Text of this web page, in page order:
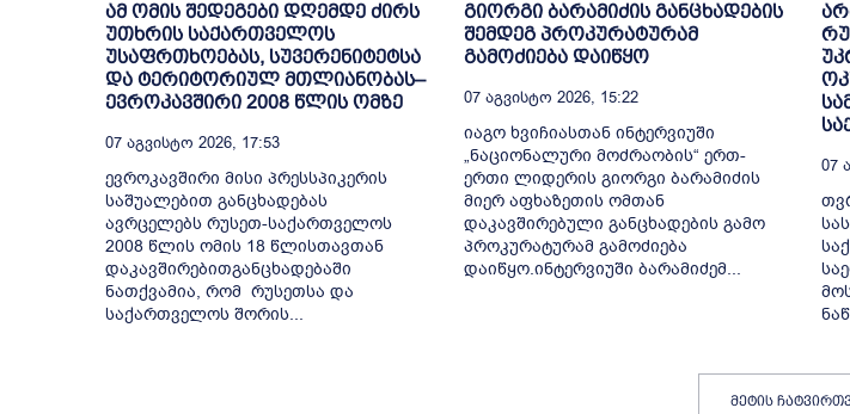
ამ ომის შედეგები დღემდე ძირს
უთხრის საქართველოს
უსაფრთხოებას, სუვერენიტეტსა
და ტერიტორიულ მთლიანობას–
ევროკავშირი 2008 წლის ომზე
07 Აგვისტო 2026, 17:53
ევროკავშირი მისი პრესსპიკერის
საშუალებით განცხადებას
ავრცელებს რუსეთ-საქართველოს
2008 წლის ომის 18 წლისთავთან
დაკავშირებითგანცხადებაში
ნათქვამია, რომ რუსეთსა და
საქართველოს შორის...
გიორგი ბარამიძის განცხადების
შემდეგ პროკურატურამ
გამოძიება დაიწყო
07 Აგვისტო 2026, 15:22
იაგო ხვიჩიასთან ინტერვიუში
„ნაციონალური მოძრაობის“ ერთ-
ერთი ლიდერის გიორგი ბარამიძის
მიერ აფხაზეთის ომთან
დაკავშირებული განცხადების გამო
პროკურატურამ გამოძიება
დაიწყო.ინტერვიუში ბარამიძემ...
07
მეტის